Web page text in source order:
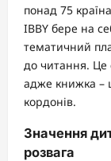
понад 75
IBBY бере на
тематичний
до читання. Це
адже книжка –
кордонів.
Значення
розвага